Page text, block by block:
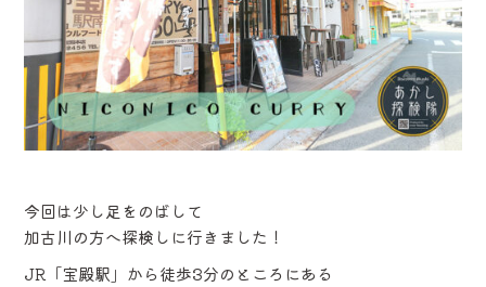
今回は少し足をのばして
加古川の方へ探検しに行きました！
JR「宝殿駅」から徒歩3分のところにある